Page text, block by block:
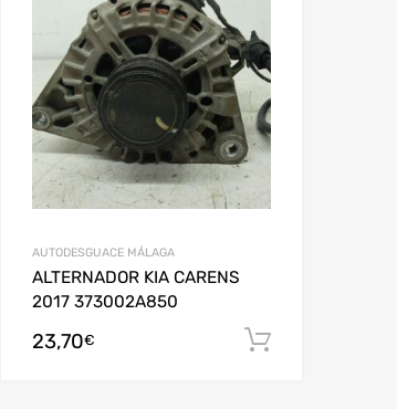
Añadir al carrito
AUTODESGUACE MÁLAGA
ALTERNADOR KIA CARENS
2017 373002A850
23,70€